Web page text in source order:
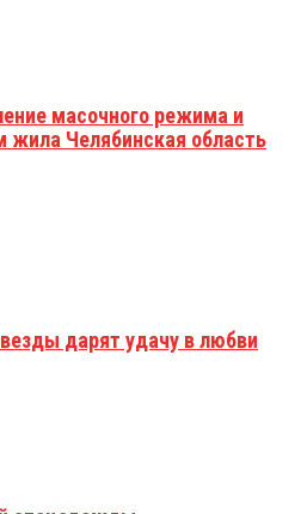
масочного режима и
жила Челябинская область
дарят удачу в любви